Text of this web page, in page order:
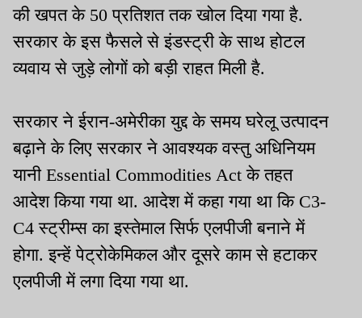
की खपत के 50 प्रतिशत तक खोल दिया गया है.
सरकार के इस फैसले से इंडस्ट्री के साथ होटल
व्यवाय से जुड़े लोगों को बड़ी राहत मिली है.
सरकार ने ईरान-अमेरीका युद्द के समय घरेलू उत्पादन
बढ़ाने के लिए सरकार ने आवश्यक वस्तु अधिनियम
यानी Essential Commodities Act के तहत
आदेश किया गया था. आदेश में कहा गया था कि C3-
C4 स्ट्रीम्स का इस्तेमाल सिर्फ एलपीजी बनाने में
होगा. इन्हें पेट्रोकेमिकल और दूसरे काम से हटाकर
एलपीजी में लगा दिया गया था.